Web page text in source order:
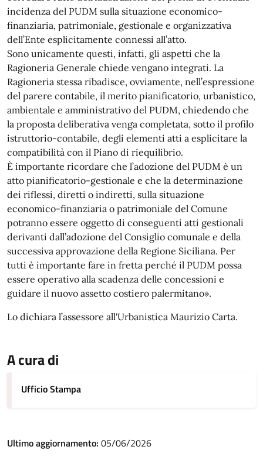
incidenza del PUDM sulla situazione economico-
finanziaria, patrimoniale, gestionale e organizzativa
dell’Ente esplicitamente connessi all’atto.
Sono unicamente questi, infatti, gli aspetti che la
Ragioneria Generale chiede vengano integrati. La
Ragioneria stessa ribadisce, ovviamente, nell’espressione
del parere contabile, il merito pianificatorio, urbanistico,
ambientale e amministrativo del PUDM, chiedendo che
la proposta deliberativa venga completata, sotto il profilo
istruttorio-contabile, degli elementi atti a esplicitare la
compatibilità con il Piano di riequilibrio.
È importante ricordare che l’adozione del PUDM è un
atto pianificatorio-gestionale e che la determinazione
dei riflessi, diretti o indiretti, sulla situazione
economico-finanziaria o patrimoniale del Comune
potranno essere oggetto di conseguenti atti gestionali
derivanti dall’adozione del Consiglio comunale e della
successiva approvazione della Regione Siciliana. Per
tutti è importante fare in fretta perché il PUDM possa
essere operativo alla scadenza delle concessioni e
guidare il nuovo assetto costiero palermitano».
Lo dichiara l’assessore all'Urbanistica Maurizio Carta.
A cura di
Ufficio Stampa
Ultimo aggiornamento: 05/06/2026